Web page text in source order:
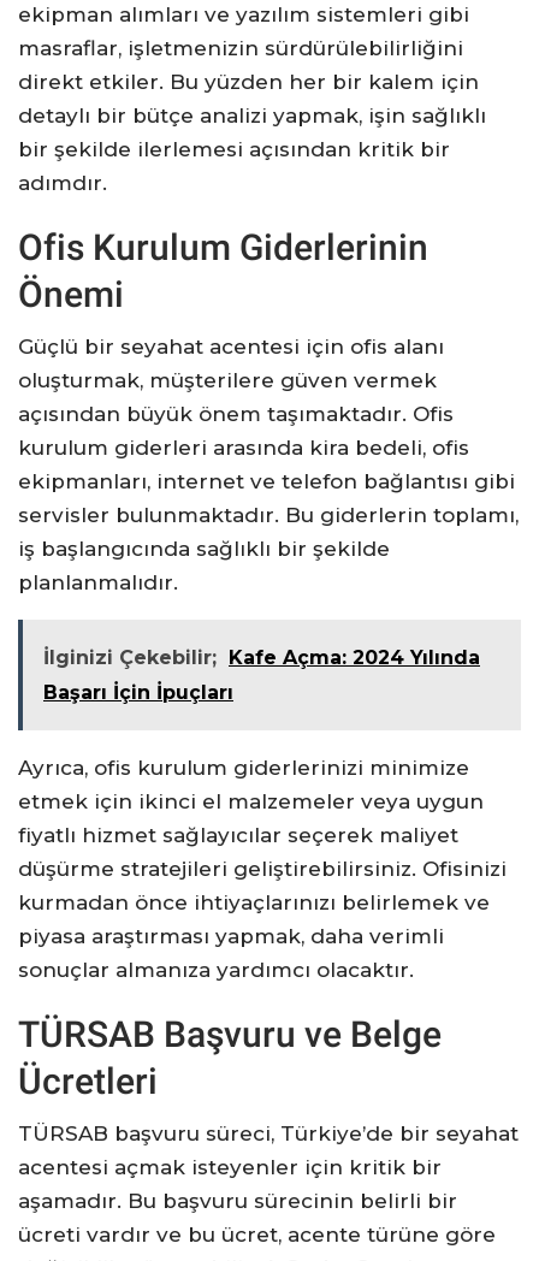
ekipman alımları ve yazılım sistemleri gibi
masraflar, işletmenizin sürdürülebilirliğini
direkt etkiler. Bu yüzden her bir kalem için
detaylı bir bütçe analizi yapmak, işin sağlıklı
bir şekilde ilerlemesi açısından kritik bir
adımdır.
Ofis Kurulum Giderlerinin
Önemi
Güçlü bir seyahat acentesi için ofis alanı
oluşturmak, müşterilere güven vermek
açısından büyük önem taşımaktadır. Ofis
kurulum giderleri arasında kira bedeli, ofis
ekipmanları, internet ve telefon bağlantısı gibi
servisler bulunmaktadır. Bu giderlerin toplamı,
iş başlangıcında sağlıklı bir şekilde
planlanmalıdır.
İlginizi Çekebilir; Kafe Açma: 2024 Yılında
Başarı İçin İpuçları
Ayrıca, ofis kurulum giderlerinizi minimize
etmek için ikinci el malzemeler veya uygun
fiyatlı hizmet sağlayıcılar seçerek maliyet
düşürme stratejileri geliştirebilirsiniz. Ofisinizi
kurmadan önce ihtiyaçlarınızı belirlemek ve
piyasa araştırması yapmak, daha verimli
sonuçlar almanıza yardımcı olacaktır.
TÜRSAB Başvuru ve Belge
Ücretleri
TÜRSAB başvuru süreci, Türkiye’de bir seyahat
acentesi açmak isteyenler için kritik bir
aşamadır. Bu başvuru sürecinin belirli bir
ücreti vardır ve bu ücret, acente türüne göre